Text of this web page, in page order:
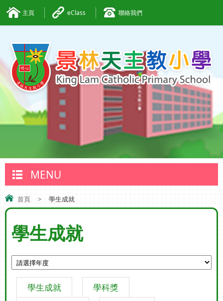
主頁 eClass 聯絡我們
MENU
首頁 > 學生成就
學生成就
學生成就
學科獎